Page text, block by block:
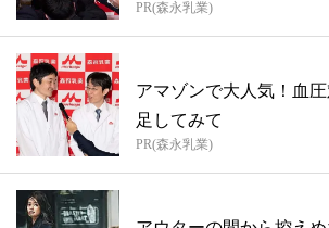
PR(森永乳業)
アマゾンで大人気！血
足してみて
PR(森永乳業)